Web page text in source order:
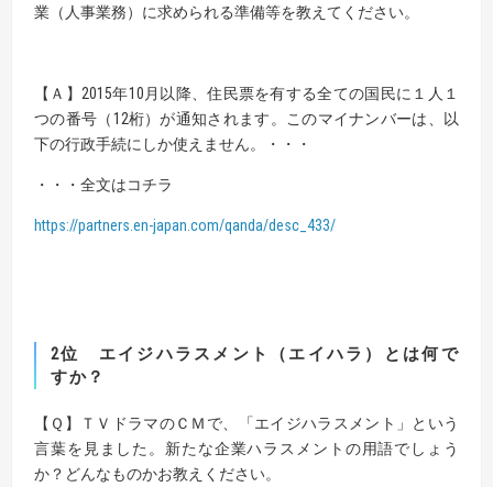
業（人事業務）に求められる準備等を教えてください。
【Ａ】 2015年10月以降、住民票を有する全ての国民に１人１
つの番号（12桁）が通知されます。このマイナンバーは、以
下の行政手続にしか使えません。・・・
・・・全文はコチラ
https://partners.en-japan.com/qanda/desc_433/
2位 エイジハラスメント（エイハラ）とは何で
すか？
【Ｑ】
ＴＶドラマのＣＭで、「エイジハラスメント」という
言葉を見ました。 新たな企業ハラスメントの用語でしょう
か？どんなものかお教えください。